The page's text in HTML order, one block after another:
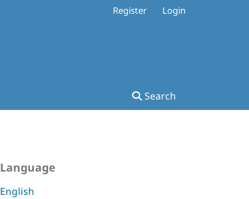
Search
Register Login
Language
English